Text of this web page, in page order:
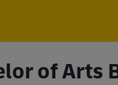
of Arts